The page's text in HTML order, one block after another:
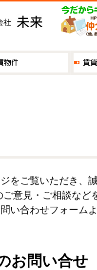
をご覧いただき、
意見・ご相談など
い合わせフォーム
お問い合せ